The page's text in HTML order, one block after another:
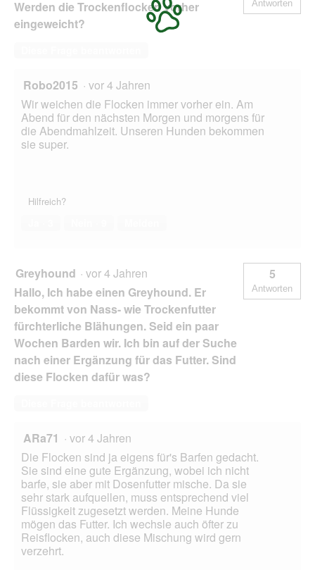
Werden die Trockenflocken vorher
eingeweicht?
Antworten
Robo2015 · vor 4 Jahren
Wir weichen die Flocken immer vorher ein. Am
Abend für den nächsten Morgen und morgens für
die Abendmahlzeit. Unseren Hunden bekommen
sie super.
Hilfreich?
Greyhound · vor 4 Jahren
Hallo, Ich habe einen Greyhound. Er
bekommt von Nass- wie Trockenfutter
fürchterliche Blähungen. Seid ein paar
Wochen Barden wir. Ich bin auf der Suche
nach einer Ergänzung für das Futter. Sind
diese Flocken dafür was?
5
Antworten
ARa71 · vor 4 Jahren
Die Flocken sind ja eigens für's Barfen gedacht.
Sie sind eine gute Ergänzung, wobei ich nicht
barfe, sie aber mit Dosenfutter mische. Da sie
sehr stark aufquellen, muss entsprechend viel
Flüssigkeit zugesetzt werden. Meine Hunde
mögen das Futter. Ich wechsle auch öfter zu
Reisflocken, auch diese Mischung wird gern
verzehrt.